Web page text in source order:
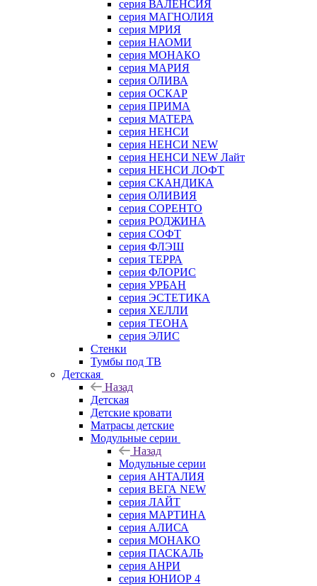
серия ВАЛЕНСИЯ
серия МАГНОЛИЯ
серия МРИЯ
серия НАОМИ
серия МОНАКО
серия МАРИЯ
серия ОЛИВА
серия ОСКАР
серия ПРИМА
серия МАТЕРА
серия НЕНСИ
серия НЕНСИ NEW
серия НЕНСИ NEW Лайт
серия НЕНСИ ЛОФТ
серия СКАНДИКА
серия ОЛИВИЯ
серия СОРЕНТО
серия РОДЖИНА
серия СОФТ
серия ФЛЭШ
серия ТЕРРА
серия ФЛОРИС
серия УРБАН
серия ЭСТЕТИКА
серия ХЕЛЛИ
серия ТЕОНА
серия ЭЛИС
Стенки
Тумбы под ТВ
Детская
Назад
Детская
Детские кровати
Матрасы детские
Модульные серии
Назад
Модульные серии
серия АНТАЛИЯ
серия ВЕГА NEW
серия ЛАЙТ
серия МАРТИНА
серия АЛИСА
серия МОНАКО
серия ПАСКАЛЬ
серия АНРИ
серия ЮНИОР 4